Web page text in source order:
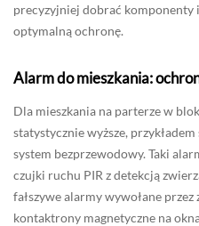
precyzyjniej dobrać
optymalną ochronę.
Alarm do mieszkania:
Dla mieszkania na parterze w
statystycznie wyższe,
system bezprzewodowy. Taki
czujki ruchu PIR z detekcją
fałszywe alarmy wywołane
kontaktrony magnetyczne na